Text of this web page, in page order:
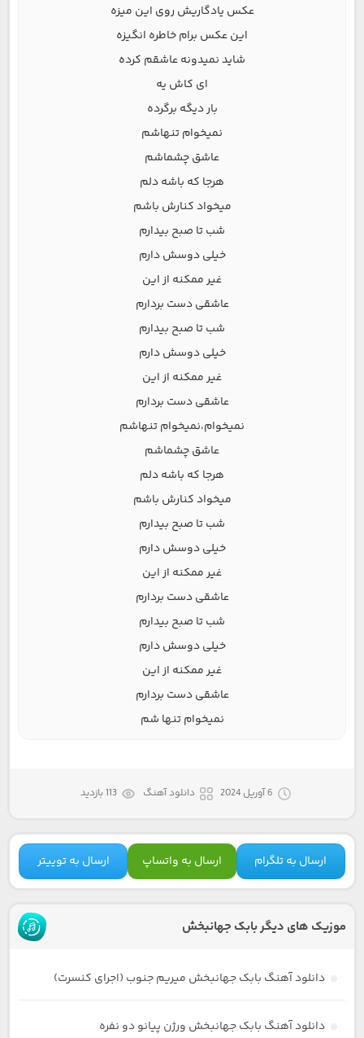
عکس یادگاریش روی این میزه
این عکس برام خاطره انگیزه
شاید نمیدونه عاشقم کرده
ای کاش یه
بار دیگه برگرده
نمیخوام تنهاشم
عاشق چشماشم
هرجا که باشه دلم
میخواد کنارش باشم
شب تا صبح بیدارم
خیلی دوسش دارم
غیر ممکنه از این
عاشقی دست بردارم
شب تا صبح بیدارم
خیلی دوسش دارم
غیر ممکنه از این
عاشقی دست بردارم
نمیخوام،نمیخوام تنهاشم
عاشق چشماشم
هرجا که باشه دلم
میخواد کنارش باشم
شب تا صبح بیدارم
خیلی دوسش دارم
غیر ممکنه از این
عاشقی دست بردارم
شب تا صبح بیدارم
خیلی دوسش دارم
غیر ممکنه از این
عاشقی دست بردارم
نمیخوام تنها شم
6 آوریل 2024 دانلود آهنگ 113 بازدید
ارسال به تلگرام ارسال به واتساپ ارسال به توییتر
موزیک های دیگر بابک جهانبخش
دانلود آهنگ بابک جهانبخش میریم جنوب (اجرای کنسرت)
دانلود آهنگ بابک جهانبخش ورژن پیانو دو نفره